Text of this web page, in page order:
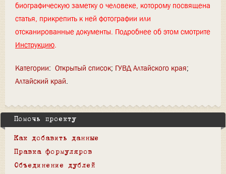
биографическую заметку о человеке, которому посвящена
статья, прикрепить к ней фотографии или
отсканированные документы. Подробнее об этом смотрите
Инструкцию.
Категории: Открытый список ГУВД Алтайского края
Алтайский край
Помочь проекту
Как добавить данные
Правка формуляров
Объединение дублей